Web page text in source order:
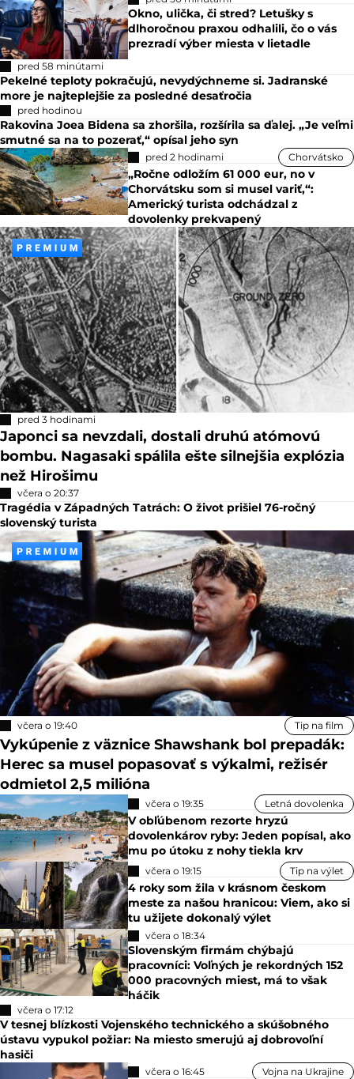
Okno, ulička, či stred? Letušky s
dlhoročnou praxou odhalili, čo o vás
prezradí výber miesta v lietadle
pred 58 minútami
Pekelné teploty pokračujú, nevydýchneme si. Jadranské
more je najteplejšie za posledné desaťročia
pred hodinou
Rakovina Joea Bidena sa zhoršila, rozšírila sa ďalej. „Je veľmi
smutné sa na to pozerať,“ opísal jeho syn
pred 2 hodinami Chorvátsko
„Ročne odložím 61 000 eur, no v
Chorvátsku som si musel variť,“:
Americký turista odchádzal z
dovolenky prekvapený
pred 3 hodinami
Japonci sa nevzdali, dostali druhú atómovú
bombu. Nagasaki spálila ešte silnejšia explózia
než Hirošimu
včera o 20:37
Tragédia v Západných Tatrách: O život prišiel 76-ročný
slovenský turista
včera o 19:40 Tip na film
Vykúpenie z väznice Shawshank bol prepadák:
Herec sa musel popasovať s výkalmi, režisér
odmietol 2,5 milióna
včera o 19:35 Letná dovolenka
V obľúbenom rezorte hryzú
dovolenkárov ryby: Jeden popísal, ako
mu po útoku z nohy tiekla krv
včera o 19:15 Tip na výlet
4 roky som žila v krásnom českom
meste za našou hranicou: Viem, ako si
tu užijete dokonalý výlet
včera o 18:34
Slovenským firmám chýbajú
pracovníci: Voľných je rekordných 152
000 pracovných miest, má to však
háčik
včera o 17:12
V tesnej blízkosti Vojenského technického a skúšobného
ústavu vypukol požiar: Na miesto smerujú aj dobrovoľní
hasiči
včera o 16:45 Vojna na Ukrajine